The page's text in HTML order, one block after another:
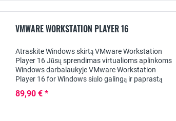
VMWARE WORKSTATION PLAYER 16
Atraskite Windows skirtą VMware Workstation
Player 16 Jūsų sprendimas virtualioms aplinkoms
Windows darbalaukyje VMware Workstation
Player 16 for Windows siūlo galingą ir paprastą
vartotojams ir IT...
89,90 € *